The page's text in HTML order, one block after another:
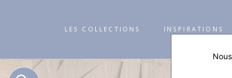
LES COLLECTIONS INSPIRATIONS